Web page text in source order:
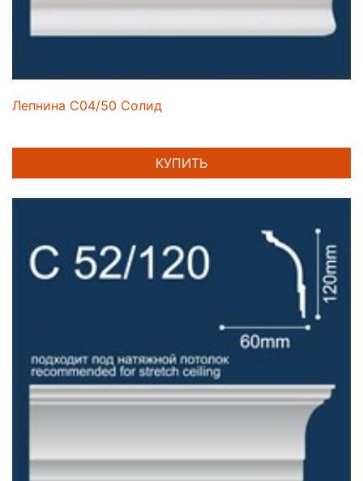
Лепнина C04/50 Солид
КУПИТЬ